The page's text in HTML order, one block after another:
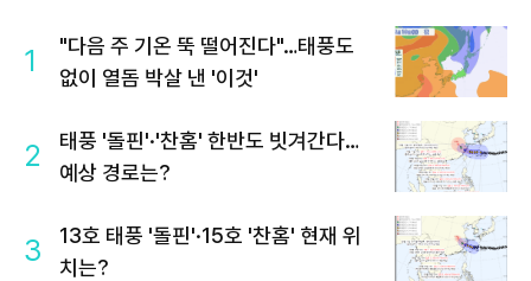
1
"다음 주 기온 뚝 떨어진다"…태풍도
없이 열돔 박살 낸 '이것'
2
태풍 '돌핀'·'찬홈' 한반도 빗겨간다…
예상 경로는?
3
13호 태풍 '돌핀'·15호 '찬홈' 현재 위
치는?